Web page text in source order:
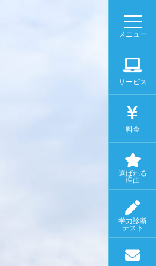
メニュー
サービス
料金
選ばれる
理由
学力診断
テスト